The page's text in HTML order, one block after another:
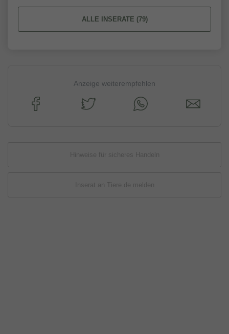
ALLE INSERATE (79)
Anzeige weiterempfehlen
Hinweise für sicheres Handeln
Inserat an Tiere.de melden